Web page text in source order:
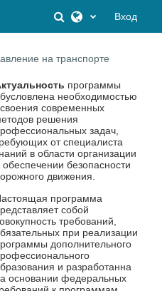
ИзменитьВход
на транспорте
программы
необходимостью
современных
решения
задач,
от специалиста
в области организации
обеспечении безопасности
движения.
программа
собой
требований,
при реализации
дополнительного
и разработанна
основании федеральных